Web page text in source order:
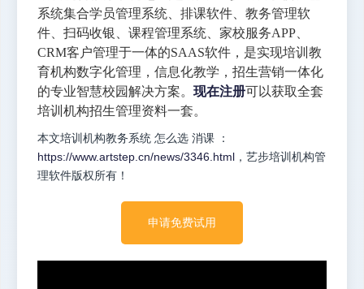
系统集合学员管理系统、排课软件、教务管理软
件、扫码收银、课程管理系统、家校服务APP、
CRM客户管理于一体的SAAS软件，是实现培训教
育机构数字化管理，信息化教学，招生营销一体化
的专业智慧校园解决方案。 现在注册可以获取全套
培训机构招生管理资料一套。
本文培训机构教务系统 怎么选 消课 ：
https://www.artstep.cn/news/3346.html ，艺步培训机构管
理软件版权所有！
申请免费试用